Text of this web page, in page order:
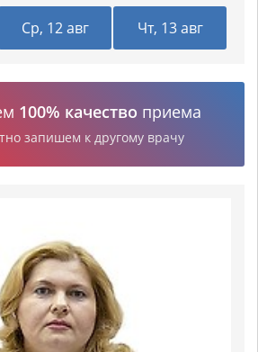
Ср, 12 авг Чт, 13 авг
100% качество приема
запишем к другому врачу